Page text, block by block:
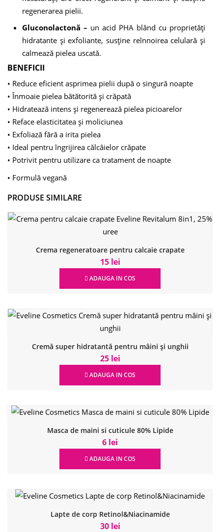
regenerarea pielii.
Gluconolactonă – un acid PHA blând cu proprietăți
hidratante și exfoliante, susține reînnoirea celulară și
calmează pielea uscată.
BENEFICII
• Reduce eficient asprimea pielii după o singură noapte
• Înmoaie pielea bătătorită și crăpată
• Hidratează intens și regenerează pielea picioarelor
• Reface elasticitatea și moliciunea
• Exfoliază fără a irita pielea
• Ideal pentru îngrijirea călcâielor crăpate
• Potrivit pentru utilizare ca tratament de noapte
• Formulă vegană
PRODUSE SIMILARE
Crema regeneratoare pentru calcaie crapate
15 lei
ADAUGA IN COS
Cremă super hidratantă pentru mâini și unghii
25 lei
ADAUGA IN COS
Masca de maini si cuticule 80% Lipide
6 lei
ADAUGA IN COS
Lapte de corp Retinol&Niacinamide
30 lei